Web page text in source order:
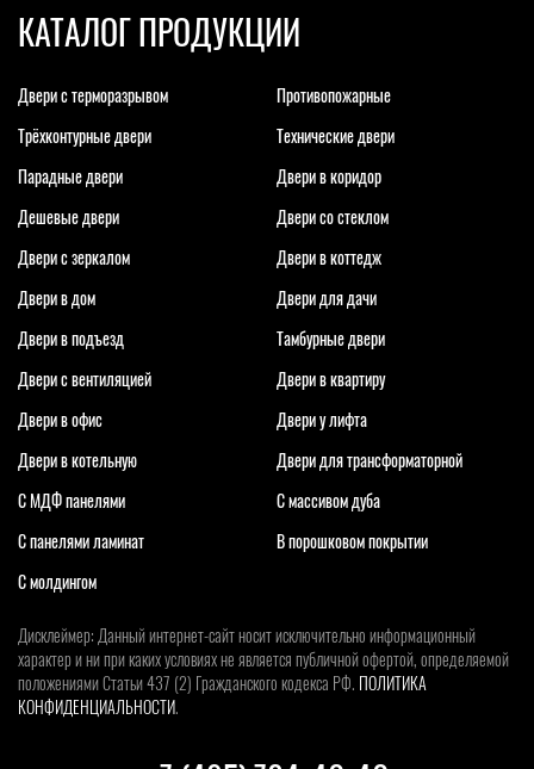
КАТАЛОГ ПРОДУКЦИИ
Двери с терморазрывом
Противопожарные
Трёхконтурные двери
Технические двери
Парадные двери
Двери в коридор
Дешевые двери
Двери со стеклом
Двери с зеркалом
Двери в коттедж
Двери в дом
Двери для дачи
Двери в подъезд
Тамбурные двери
Двери с вентиляцией
Двери в квартиру
Двери в офис
Двери у лифта
Двери в котельную
Двери для трансформаторной
С МДФ панелями
С массивом дуба
С панелями ламинат
В порошковом покрытии
С молдингом
Дисклеймер: Данный интернет-сайт носит исключительно информационный
характер и ни при каких условиях не является публичной офертой, определяемой
положениями Статьи 437 (2) Гражданского кодекса РФ. ПОЛИТИКА
КОНФИДЕНЦИАЛЬНОСТИ.